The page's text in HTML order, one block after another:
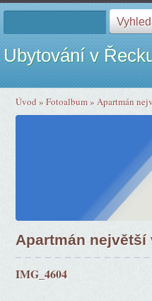
Ubytování v
Úvod »Fotoalbum»Apartmán
Apartmán největší
IMG_4604